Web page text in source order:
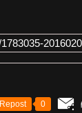
Repost 0